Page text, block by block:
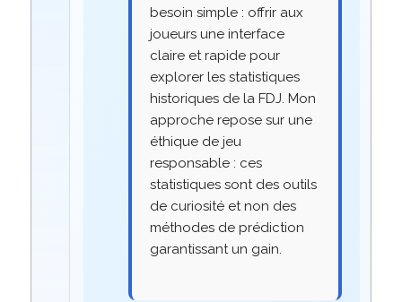
besoin simple : offrir aux
joueurs une interface
claire et rapide pour
explorer les statistiques
historiques de la FDJ. Mon
approche repose sur une
éthique de jeu
responsable : ces
statistiques sont des outils
de curiosité et non des
méthodes de prédiction
garantissant un gain.